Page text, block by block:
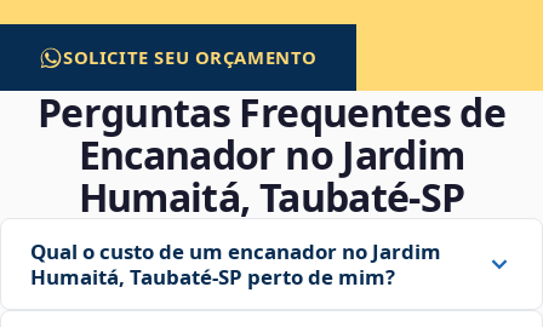
SOLICITE SEU ORÇAMENTO
Perguntas Frequentes de
Encanador no Jardim
Humaitá, Taubaté‑SP
Qual o custo de um encanador no Jardim
Humaitá, Taubaté‑SP perto de mim?